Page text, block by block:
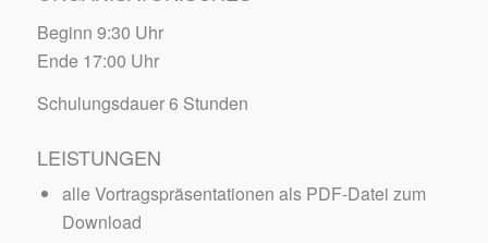
Beginn 9:30 Uhr
Ende 17:00 Uhr
Schulungsdauer 6 Stunden
LEISTUNGEN
alle Vortragspräsentationen als PDF-Datei zum
Download